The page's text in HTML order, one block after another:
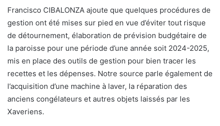
Francisco CIBALONZA ajoute que quelques procédures de
gestion ont été mises sur pied en vue d’éviter tout risque
de détournement, élaboration de prévision budgétaire de
la paroisse pour une période d’une année soit 2024-2025,
mis en place des outils de gestion pour bien tracer les
recettes et les dépenses. Notre source parle également de
l’acquisition d’une machine à laver, la réparation des
anciens congélateurs et autres objets laissés par les
Xaveriens.